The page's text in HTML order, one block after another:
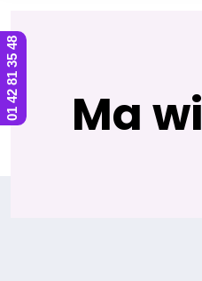
Ma
01 42 81 35 48